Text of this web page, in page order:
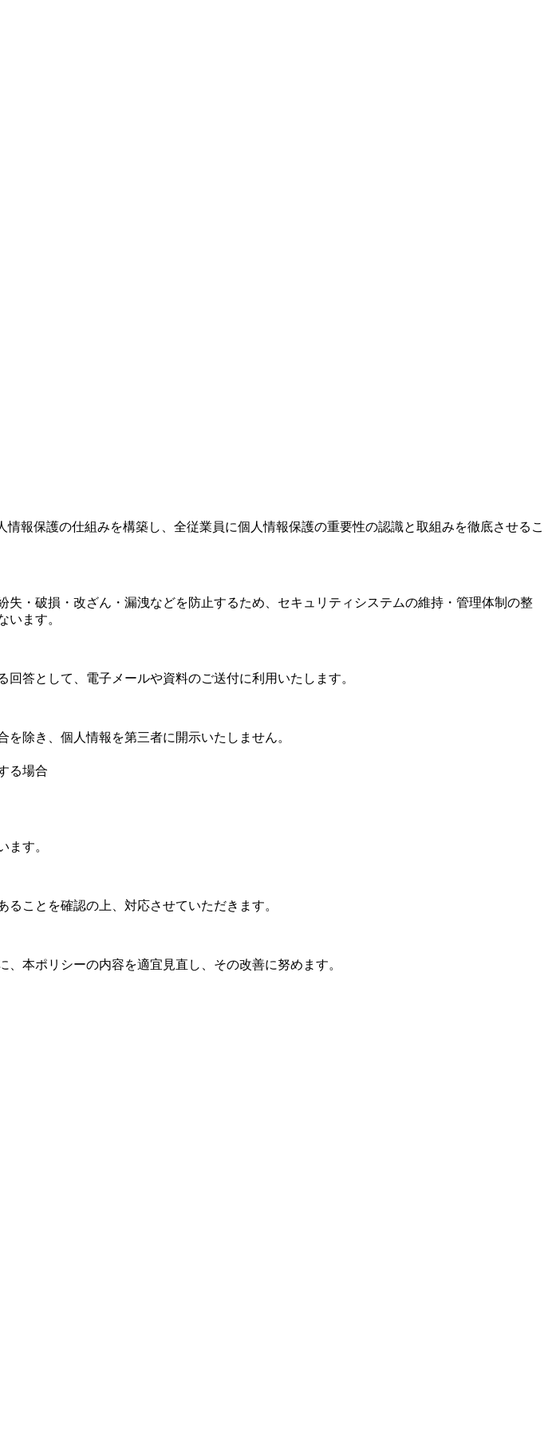
報保護の仕組みを構築し、全従業員に個人情報保護の重要性の認識と取組みを徹底させるこ
・破損・改ざん・漏洩などを防止するため、セキュリティシステムの維持・管理体制の整
います。
答として、電子メールや資料のご送付に利用いたします。
除き、個人情報を第三者に開示いたしません。
る場合
ます。
ことを確認の上、対応させていただきます。
本ポリシーの内容を適宜見直し、その改善に努めます。